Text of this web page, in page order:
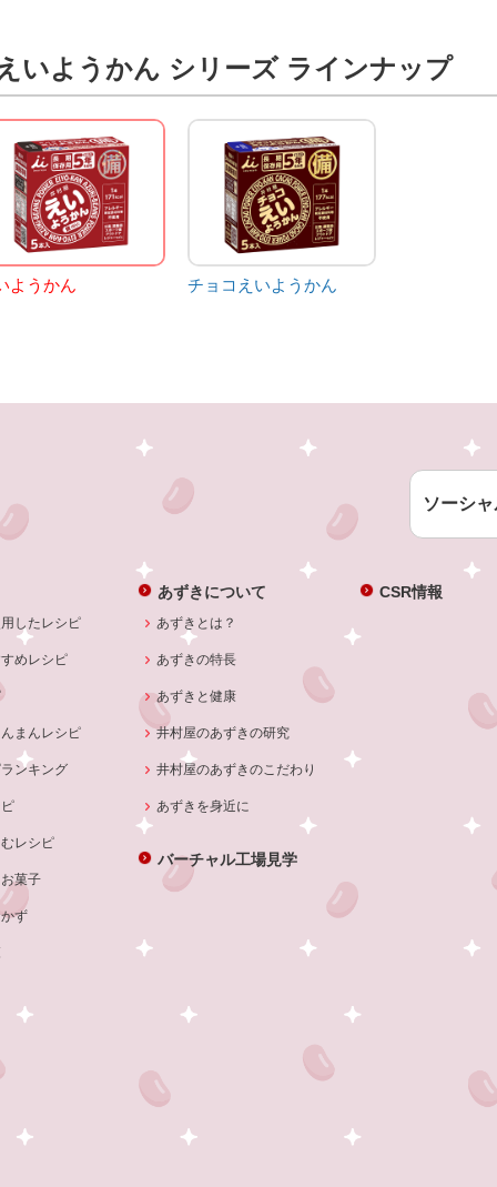
いようかん シリーズ ラインナップ
ようかん チョコえいようかん
ソーシ
したレシピ
めレシピ
まんレシピ
ンキング
レシピ
菓子
ず
あずきについて
あずきとは？
あずきの特長
あずきと健康
井村屋のあずきの研究
井村屋のあずきのこだわり
あずきを身近に
バーチャル工場見学
CSR情報